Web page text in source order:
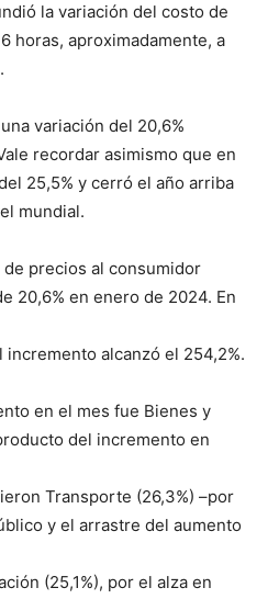
la variación del costo de
horas, aproximadamente, a
variación del 20,6%
recordar asimismo que en
25,5% y cerró el año arriba
mundial.
precios al consumidor
20,6% en enero de 2024. En
alcanzó el 254,2%.
en el mes fue Bienes y
del incremento en
Transporte (26,3%) –por
y el arrastre del aumento
(25,1%), por el alza en